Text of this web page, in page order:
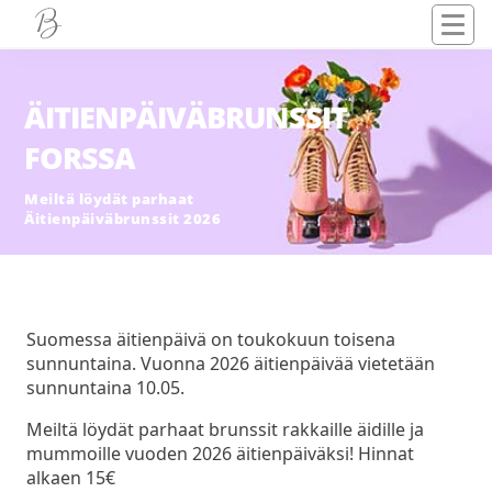
ÄITIENPÄIVÄBRUNSSIT
FORSSA
Meiltä löydät parhaat
Äitienpäiväbrunssit 2026
Suomessa äitienpäivä on toukokuun toisena
sunnuntaina. Vuonna 2026 äitienpäivää vietetään
sunnuntaina 10.05.
Meiltä löydät parhaat brunssit rakkaille äidille ja
mummoille vuoden 2026 äitienpäiväksi! Hinnat
alkaen 15€